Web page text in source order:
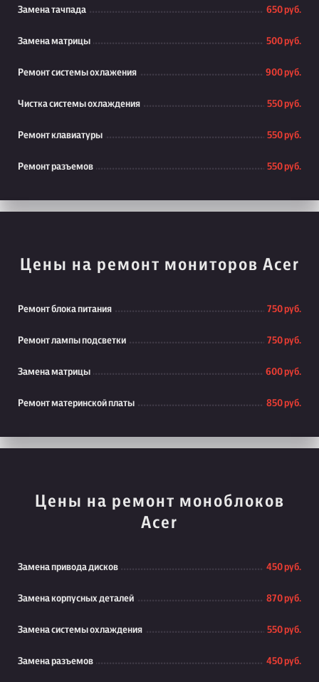
Замена тачпада 650 руб.
Замена матрицы 500 руб.
Ремонт системы охлажения 900 руб.
Чистка системы охлаждения 550 руб.
Ремонт клавиатуры 550 руб.
Ремонт разъемов 550 руб.
Цены на ремонт мониторов Acer
Ремонт блока питания 750 руб.
Ремонт лампы подсветки 750 руб.
Замена матрицы 600 руб.
Ремонт материнской платы 850 руб.
Цены на ремонт моноблоков
Acer
Замена привода дисков 450 руб.
Замена корпусных деталей 870 руб.
Замена системы охлаждения 550 руб.
Замена разъемов 450 руб.